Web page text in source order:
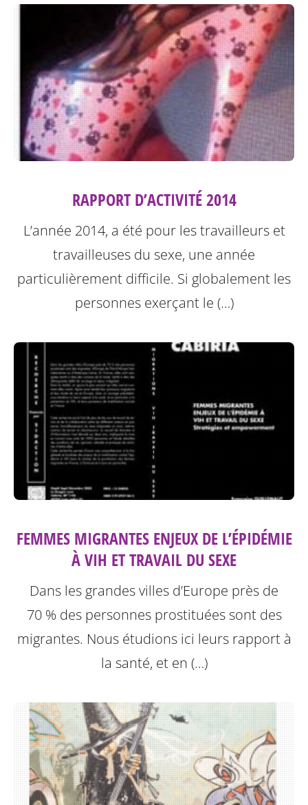
RAPPORT D’ACTIVITÉ 2014
L’année 2014, a été pour les travailleurs et
travailleuses du sexe, une année
particulièrement difficile. Si globalement les
personnes exerçant le (…)
FEMMES MIGRANTES ENJEUX DE L’ÉPIDÉMIE
À VIH ET TRAVAIL DU SEXE
Dans les grandes villes d’Europe près de
70 % des personnes prostituées sont des
migrantes. Nous étudions ici leurs rapport à
la santé, et en (…)